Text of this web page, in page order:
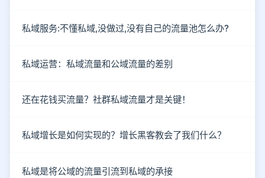
私域服务:不懂私域,没做过,没有自己的流量池怎么办?
私域运营：私域流量和公域流量的差别
还在花钱买流量？社群私域流量才是关键！
私域增长是如何实现的？增长黑客教会了我们什么？
私域是将公域的流量引流到私域的承接